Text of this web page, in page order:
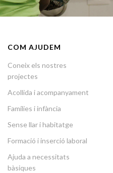
COM AJUDEM
Coneix els nostres
projectes
Acollida i acompanyament
Famílies i infància
Sense llar i habitatge
Formació i inserció laboral
Ajuda a necessitats
bàsiques